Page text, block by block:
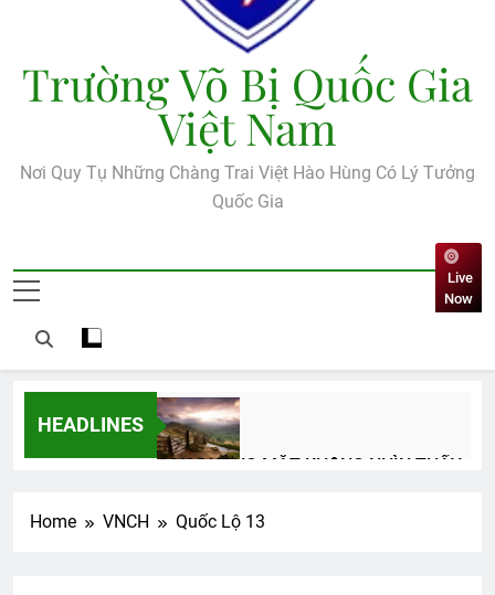
Trường Võ Bị Quốc Gia
Việt Nam
Nơi Quy Tụ Những Chàng Trai Việt Hào Hùng Có Lý Tưởng
Quốc Gia
Live
Now
HEADLINES
CON ĐƯỜNG MẮT KHÔNG NHÌN THẤY
3 Years Ago
Home VNCH Quốc Lộ 13